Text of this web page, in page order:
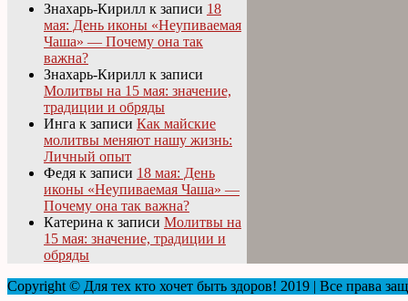
Знахарь-Кирилл к записи 18
мая: День иконы «Неупиваемая
Чаша» — Почему она так
важна?
Знахарь-Кирилл к записи
Молитвы на 15 мая: значение,
традиции и обряды
Инга к записи Как майские
молитвы меняют нашу жизнь:
Личный опыт
Федя к записи 18 мая: День
иконы «Неупиваемая Чаша» —
Почему она так важна?
Катерина к записи Молитвы на
15 мая: значение, традиции и
обряды
Copyright © Для тех кто хочет быть здоров! 2019 | Все права